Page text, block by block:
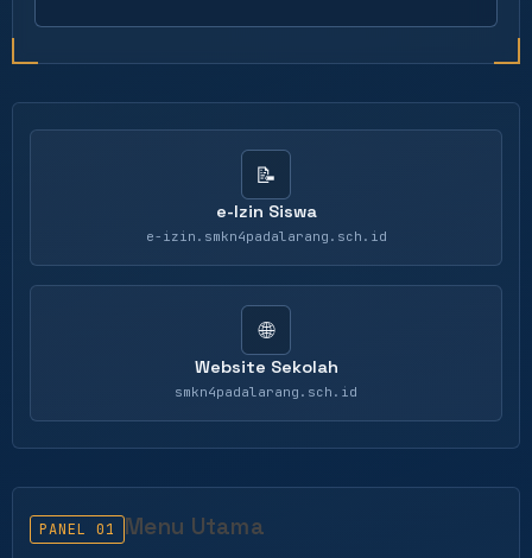
📝
e-Izin Siswa
e-izin.smkn4padalarang.sch.id
🌐
Website Sekolah
smkn4padalarang.sch.id
PANEL 01 Menu Utama